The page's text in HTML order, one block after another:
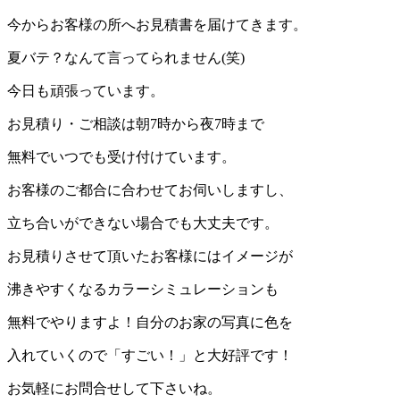
今からお客様の所へお見積書を届けてきます。
夏バテ？なんて言ってられません(笑)
今日も頑張っています。
お見積り・ご相談は朝7時から夜7時まで
無料でいつでも受け付けています。
お客様のご都合に合わせてお伺いしますし、
立ち合いができない場合でも大丈夫です。
お見積りさせて頂いたお客様にはイメージが
沸きやすくなるカラーシミュレーションも
無料でやりますよ！自分のお家の写真に色を
入れていくので「すごい！」と大好評です！
お気軽にお問合せして下さいね。